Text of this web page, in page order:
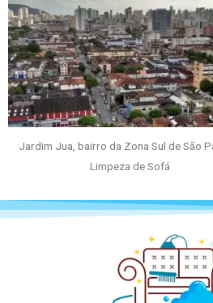
Jardim Jua, bairro da Zona Sul de São
Limpeza de Sofá